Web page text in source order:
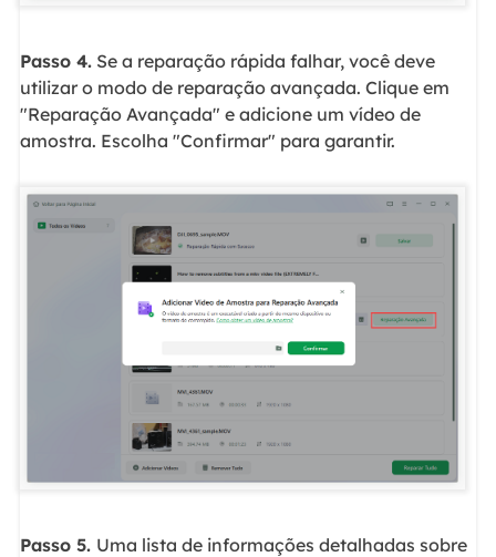
Passo 4.Se a reparação rápida falhar, você deve
utilizar o modo de reparação avançada. Clique em
"Reparação Avançada" e adicione um vídeo de
amostra. Escolha "Confirmar" para garantir.
Passo 5. Uma lista de informações detalhadas sobre